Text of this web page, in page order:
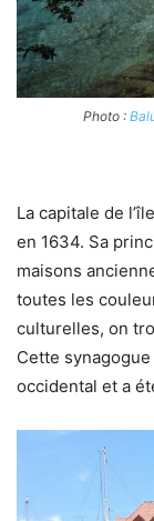
Photo :
La capitale de
en 1634. Sa
maisons
toutes les
culturelles, on
Cette
occidental et a